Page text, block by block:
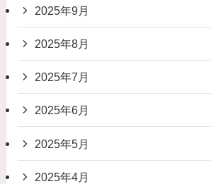
2025年9月
2025年8月
2025年7月
2025年6月
2025年5月
2025年4月